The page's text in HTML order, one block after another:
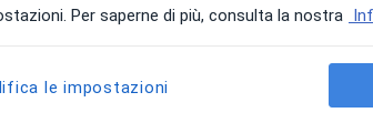
Mestre, VE, in aree vicine alla tua
Per saperne di più, consulta la nostra
le impostazioni